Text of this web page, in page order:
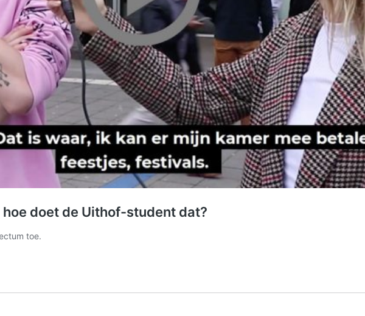
doet de Uithof-student dat?
toe.